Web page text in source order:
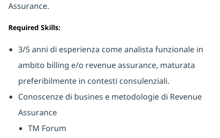
Assurance.
Required Skills:
3/5 anni di esperienza come analista funzionale in
ambito billing e/o revenue assurance, maturata
preferibilmente in contesti consulenziali.
Conoscenze di busines e metodologie di Revenue
Assurance
TM Forum